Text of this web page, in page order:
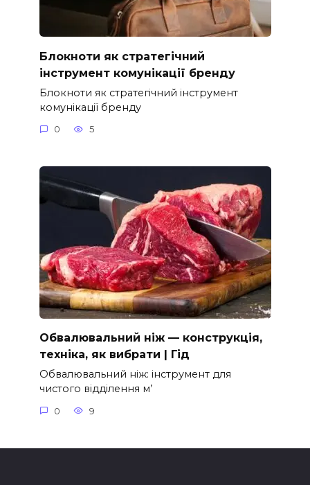
Блокноти як стратегічний
інструмент комунікації бренду
Блокноти як стратегічний інструмент
комунікації бренду
0 5
Обвалювальний ніж — конструкція,
техніка, як вибрати | Гід
Обвалювальний ніж: інструмент для
чистого відділення м’
0 9